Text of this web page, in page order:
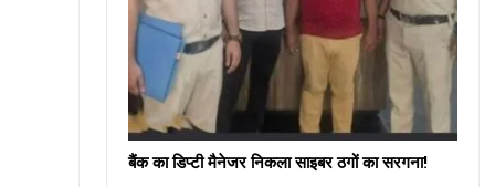
बैंक का डिप्टी मैनेजर निकला साइबर ठगों का सरगना!